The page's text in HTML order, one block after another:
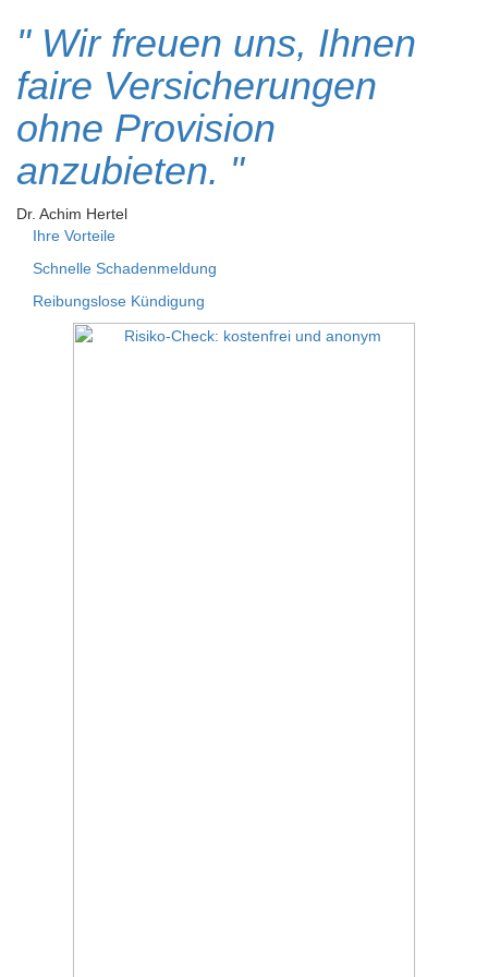
" Wir freuen uns, Ihnen
faire Versicherungen
ohne Provision
anzubieten. "
Dr. Achim Hertel
Ihre Vorteile
Schnelle Schaden­meldung
Reibungslose Kündigung